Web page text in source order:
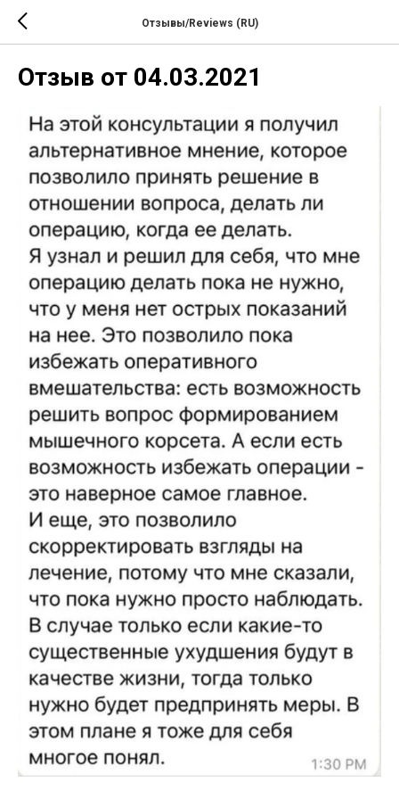
Отзывы/Reviews (RU)
Отзыв от 04.03.2021